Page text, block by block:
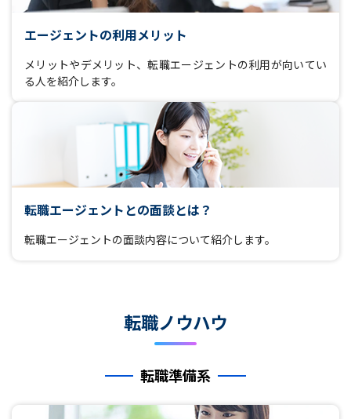
エージェントの利用メリット
メリットやデメリット、転職エージェントの利用が向いてい
る人を紹介します。
転職エージェントとの面談とは？
転職エージェントの面談内容について紹介します。
転職ノウハウ
転職準備系